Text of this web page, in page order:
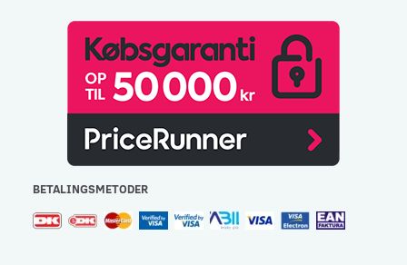
BETALINGSMETODER